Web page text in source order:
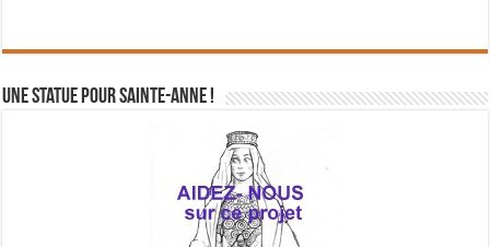
Une statue pour Sainte-Anne !